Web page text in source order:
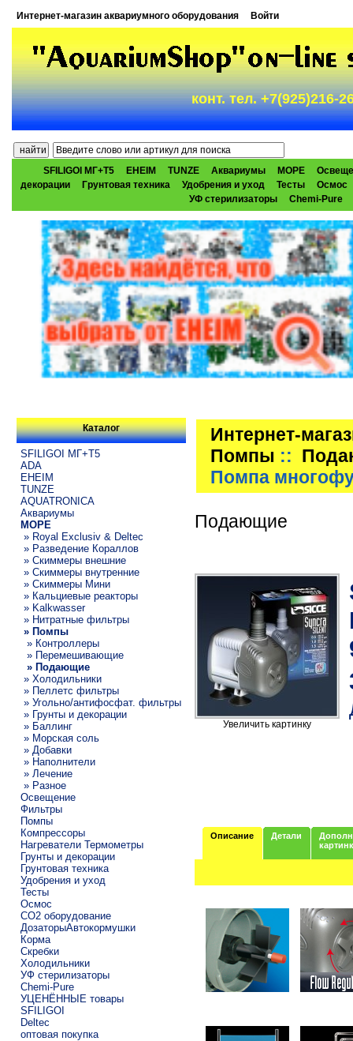
Интернет-магазин аквариумного оборудования Войти
конт. тел. +7(925)216-
SFILIGOI МГ+Т5 EHEIM TUNZE Аквариумы МОРЕ
декорации
Грунтовая техника Удобрения и уход Тесты
Осмос
УФ стерилизаторы
Chemi-Pure
Каталог
SFILIGOI МГ+Т5
ADA
EHEIM
TUNZE
AQUATRONICA
Аквариумы
МОРЕ
» Royal Exclusiv & Deltec
» Разведение Кораллов
» Скиммеры внешние
» Скиммеры внутренние
» Скиммеры Мини
» Кальциевые реакторы
» Kalkwasser
» Нитратные фильтры
» Помпы
» Контроллеры
» Перемешивающие
» Подающие
» Холодильники
» Пеллетс фильтры
» Угольно/антифосфат. фильтры
» Грунты и декорации
» Баллинг
» Морская соль
» Добавки
» Наполнители
» Лечение
» Разное
Освещение
Фильтры
Помпы
Компрессоры
Нагреватели Термометры
Грунты и декорации
Грунтовая техника
Удобрения и уход
Тесты
Осмос
CO2 оборудование
ДозаторыАвтокормушки
Корма
Скребки
Холодильники
УФ стерилизаторы
Chemi-Pure
УЦЕНЁННЫЕ товары
SFILIGOI
Deltec
оптовая покупка
Интернет-
Помпы ::
Помпа
Подающие
Увеличить картинку
Описание Детали